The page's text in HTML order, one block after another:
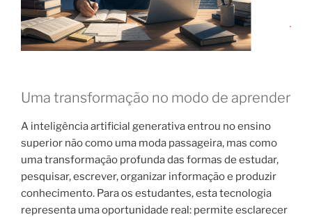
Uma transformação no modo de aprender
A inteligência artificial generativa entrou no ensino
superior não como uma moda passageira, mas como
uma transformação profunda das formas de estudar,
pesquisar, escrever, organizar informação e produzir
conhecimento. Para os estudantes, esta tecnologia
representa uma oportunidade real: permite esclarecer